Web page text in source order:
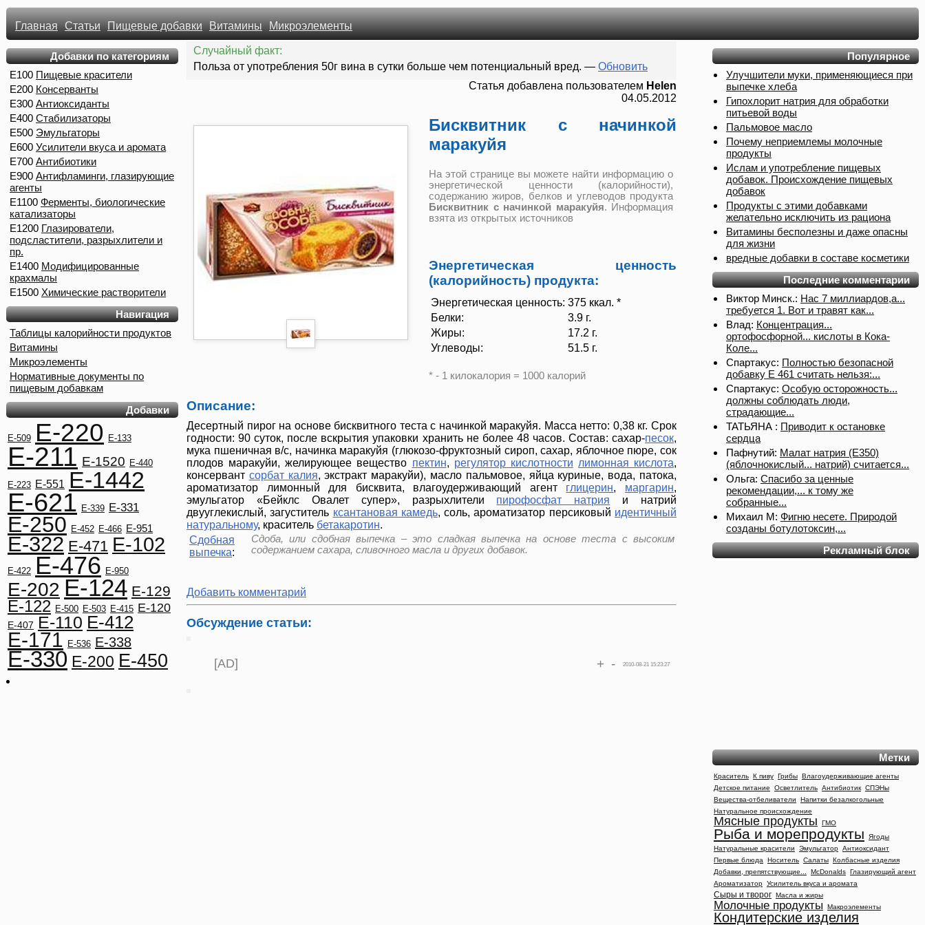
Главная Статьи Пищевые добавки Витамины Микроэлементы
Добавки по категориям
E100 Пищевые красители
E200 Консерванты
E300 Антиоксиданты
E400 Стабилизаторы
E500 Эмульгаторы
E600 Усилители вкуса и аромата
E700 Антибиотики
E900 Антифламинги, глазирующие
агенты
E1100 Ферменты, биологические
катализаторы
E1200 Глазирователи,
подсластители, разрыхлители и
пр.
E1400 Модифицированные
крахмалы
E1500 Химические растворители
Навигация
Таблицы калорийности продуктов
Витамины
Микроэлементы
Нормативные документы по
пищевым добавкам
Добавки
E-509 E-220 E-133
E-211 E-1520 E-440
E-223 E-551 E-1442
E-621 E-339 E-331
E-250 E-452 E-466 E-951
E-322 E-471 E-102
E-422 E-476 E-950
E-202 E-124 E-129
E-122 E-500 E-503 E-415 E-120
E-407 E-110 E-412
E-171 E-536 E-338
E-330 E-200 E-450
Популярное
Улучшители муки, применяющиеся при
выпечке хлеба
Гипохлорит натрия для обработки
питьевой воды
Пальмовое масло
Почему неприемлемы молочные
продукты
Ислам и употребление пищевых
добавок. Происхождение пищевых
добавок
Продукты с этими добавками
желательно исключить из рациона
Витамины бесполезны и даже опасны
для жизни
вредные добавки в составе косметики
Последние комментарии
Виктор Минск.: Нас 7 миллиардов,а...
требуется 1. Вот и травят как...
Влад: Концентрация...
ортофосфорной... кислоты в Кока-
Коле...
Спартакус: Полностью безопасной
добавку Е 461 считать нельзя:...
Спартакус: Особую осторожность...
должны соблюдать люди,
страдающие...
ТАТЬЯНА : Приводит к остановке
сердца
Пафнутий: Малат натрия (E350)
(яблочнокислый... натрий) считается...
Ольга: Спасибо за ценные
рекомендации,... к тому же
собранные...
Михаил М: Фигню несете. Природой
созданы ботулотоксин,...
Рекламный блок
Метки
Краситель К пиву Грибы Влагоудерживающие агенты
Детское питание
Осветлитель Антибиотик СПЭНы
Вещества-отбеливатели
Напитки безалкогольные
Натуральное происхождение
Мясные продукты ГМО
Рыба и морепродукты
Ягоды
Натуральные красители
Эмульгатор Антиоксидант
Первые блюда
Носитель Салаты Колбасные изделия
Добавки, препятствующие...
McDonalds Глазирующий агент
Ароматизатор Усилитель вкуса и аромата
Сыры и творог Масла и жиры
Молочные продукты Макроэлементы
Кондитерские изделия
Случайный факт:
Польза от употребления 50г вина в сутки больше чем потенциальный вред. — Обновить
Cтатья добавлена пользователем Helen
04.05.2012
Бисквитник с начинкой
маракуйя
На этой странице вы можете найти информацию о
энергетической ценности (калорийности),
содержанию жиров, белков и углеводов продукта
Бисквитник с начинкой маракуйя. Информация
взята из открытых источников
Энергетическая ценность
(калорийность) продукта:
Энергетическая ценность: 375 ккал. *
Белки:
3.9 г.
Жиры:
17.2 г.
Углеводы:
51.5 г.
* - 1 килокалория = 1000 калорий
Описание:
Десертный пирог на основе бисквитного теста с начинкой маракуйя. Масса нетто: 0,38 кг. Срок
годности: 90 суток, после вскрытия упаковки хранить не более 48 часов. Состав: сахар-песок,
мука пшеничная в/с, начинка маракуйя (глюкозо-фруктозный сироп, сахар, яблочное пюре, сок
плодов маракуйи, желирующее вещество пектин, регулятор кислотности лимонная кислота,
консервант сорбат калия, экстракт маракуйи), масло пальмовое, яйца куриные, вода, патока,
ароматизатор лимонный для бисквита, влагоудерживающий агент глицерин, маргарин,
эмульгатор «Бейклс Овалет супер», разрыхлители пирофосфат натрия и натрий
двууглекислый, загуститель ксантановая камедь, соль, ароматизатор персиковый идентичный
натуральному, краситель бетакаротин.
Сдобная
выпечка:
Сдоба, или сдобная выпечка – это сладкая выпечка на основе теста с высоким
содержанием сахара, сливочного масла и других добавок.
Добавить комментарий
Обсуждение статьи:
[AD] 2010-08-21 15:23:27
+ -